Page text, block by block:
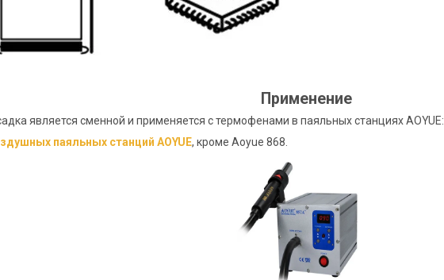
Применение
является сменной и применяется с термофенами в паяльных станциях AOYUE:
паяльных станций AOYUE, кроме Aoyue 868.